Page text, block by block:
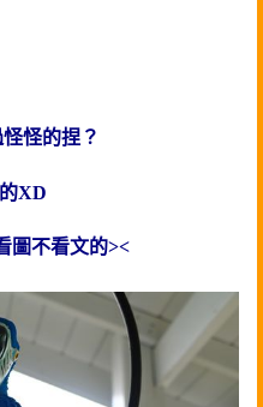
怪的捏？
XD
圖不看文的><